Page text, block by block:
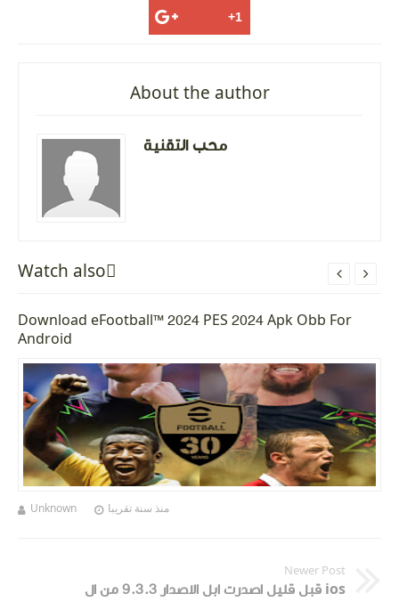
About the author
محب التقنية
Watch alsoً
Download eFootball™ 2024 PES 2024 Apk Obb For
Android
Unknown منذ سنة تقريبا
 
Newer Post
قبل قليل اصدرت ابل الاصدار 9.3.3 من ال ios